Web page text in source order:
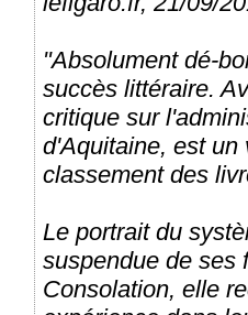
"Absolument dé-
succès littéraire.
critique sur
d'Aquitaine, est un
classement des
Le portrait du
suspendue de ses
Consolation, elle